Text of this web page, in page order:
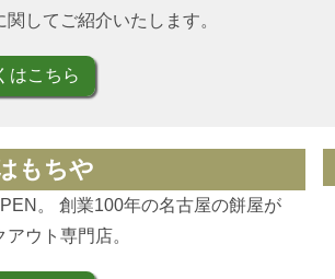
してご紹介いたします。
はこちら
もちや
。 創業100年の名古屋の餅屋が
ウト専門店。